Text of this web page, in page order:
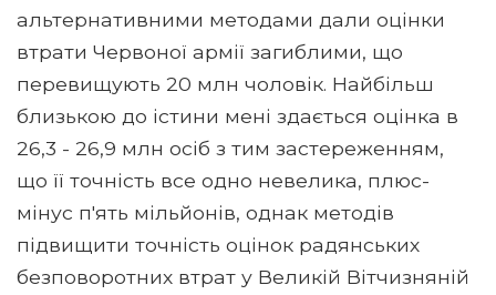
альтернативними методами дали оцінки
втрати Червоної армії загиблими, що
перевищують 20 млн чоловік. Найбільш
близькою до істини мені здається оцінка в
26,3 - 26,9 млн осіб з тим застереженням,
що її точність все одно невелика, плюс-
мінус п'ять мільйонів, однак методів
підвищити точність оцінок радянських
безповоротних втрат у Великій Вітчизняній